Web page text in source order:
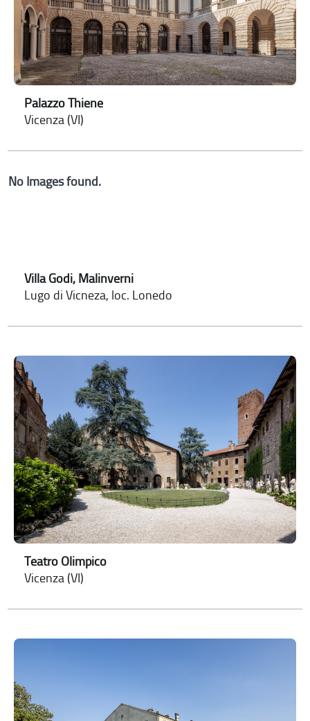
Palazzo Thiene
Vicenza (VI)
No Images found.
Villa Godi, Malinverni
Lugo di Vicneza, loc. Lonedo
Teatro Olimpico
Vicenza (VI)